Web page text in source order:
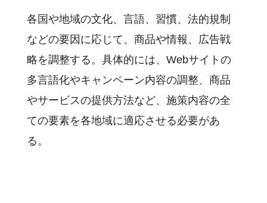
各国や地域の文化、言語、習慣、法的規制
などの要因に応じて、商品や情報、広告戦
略を調整する。具体的には、Webサイトの
多言語化やキャンペーン内容の調整、商品
やサービスの提供方法など、施策内容の全
ての要素を各地域に適応させる必要があ
る。